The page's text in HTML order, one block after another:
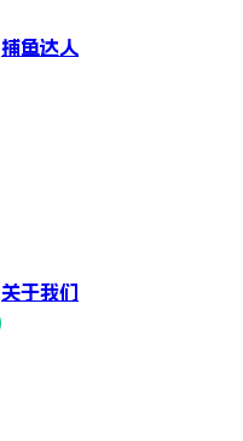
捕鱼达人
关于我们